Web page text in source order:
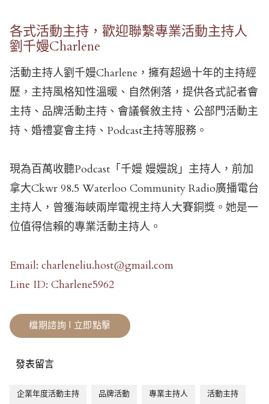
各式活動主持，歡迎聯繫專業活動主持人
劉千嫚Charlene
活動主持人劉千嫚Charlene，擁有超過十年的主持經
歷，主持風格知性溫暖、自然俐落，提供各式記者會
主持、品牌活動主持、會議餐敘主持、公部門活動主
持、婚禮宴會主持、Podcast主持等服務。
現為百萬收聽Podcast「千嫚 嫚嫚說」主持人，前加
拿大Ckwr 98.5 Waterloo Community Radio廣播電台
主持人，曾獲海峽兩岸電視主持人大賽銅獎。她是一
位值得信賴的專業活動主持人。
Email: charleneliu.host@gmail.com
Line ID: Charlene5962
檔期諮詢 | 立即點擊
發表留言
企業年度活動主持 品牌活動 專業主持人 活動主持